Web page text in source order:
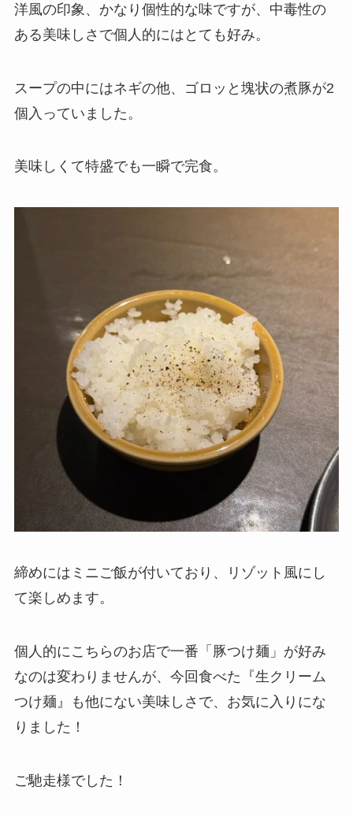
洋風の印象、かなり個性的な味ですが、中毒性の
ある美味しさで個人的にはとても好み。
スープの中にはネギの他、ゴロッと塊状の煮豚が2
個入っていました。
美味しくて特盛でも一瞬で完食。
締めにはミニご飯が付いており、リゾット風にし
て楽しめます。
個人的にこちらのお店で一番「豚つけ麺」が好み
なのは変わりませんが、今回食べた『生クリーム
つけ麺』も他にない美味しさで、お気に入りにな
りました！
ご馳走様でした！